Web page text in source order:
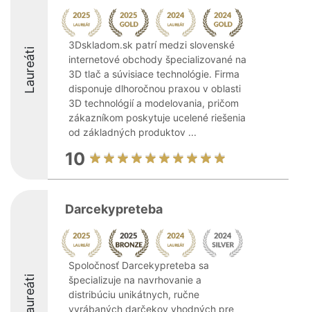
Laureáti
3Dskladom.sk patrí medzi slovenské
internetové obchody špecializované na
3D tlač a súvisiace technológie. Firma
disponuje dlhoročnou praxou v oblasti
3D technológií a modelovania, pričom
zákazníkom poskytuje ucelené riešenia
od základných produktov ...
10
Laureáti
Darcekypreteba
Spoločnosť Darcekypreteba sa
špecializuje na navrhovanie a
distribúciu unikátnych, ručne
vyrábaných darčekov vhodných pre